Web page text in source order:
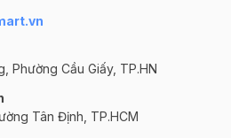
Phường Cầu Giấy, TP.HN
Tân Định, TP.HCM